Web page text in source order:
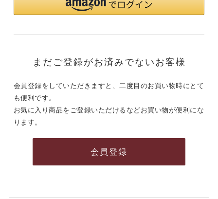
まだご登録がお済みでないお客様
会員登録をしていただきますと、二度目のお買い物時にとて
も便利です。
お気に入り商品をご登録いただけるなどお買い物が便利にな
ります。
会員登録